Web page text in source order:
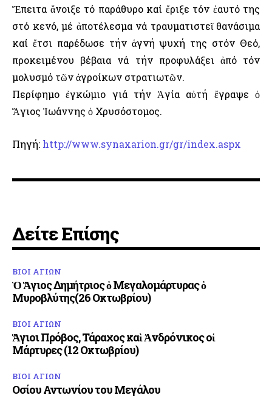
Ἔπειτα ἄνοιξε τό παράθυρο καί ἔριξε τόν ἑαυτό της
στό κενό, μέ ἀποτέλεσμα νά τραυματιστεῖ θανάσιμα
καί ἔτσι παρέδωσε τήν ἁγνή ψυχή της στόν Θεό,
προκειμένου βέβαια νά τήν προφυλάξει ἀπό τόν
μολυσμό τῶν ἀγροίκων στρατιωτῶν.
Περίφημο ἐγκώμιο γιά τήν Ἁγία αὐτή ἔγραψε ὁ
Ἅγιος Ἰωάννης ὁ Χρυσόστομος.
Πηγή: http://www.synaxarion.gr/gr/index.aspx
Δείτε Επίσης
ΒΙΟΙ ΑΓΙΩΝ
Ὁ Ἅγιος Δημήτριος ὁ Μεγαλομάρτυρας ὁ
Μυροβλύτης(26 Οκτωβρίου)
ΒΙΟΙ ΑΓΙΩΝ
Ἅγιοι Πρόβος, Τάραχος καὶ Ἀνδρόνικος οἱ
Μάρτυρες (12 Οκτωβρίου)
ΒΙΟΙ ΑΓΙΩΝ
Οσίου Αντωνίου του Μεγάλου